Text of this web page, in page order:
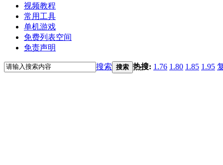
视频教程
常用工具
单机游戏
免费列表空间
免责声明
搜索 搜索 热搜: 1.76 1.80 1.85 1.95